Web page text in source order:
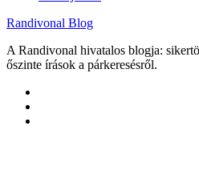
Randivonal Blog
A Randivonal hivatalos blogja:
őszinte írások a párkeresésről.